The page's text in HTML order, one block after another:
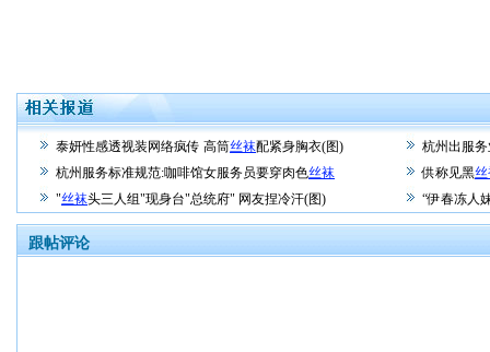
泰妍性感透视装网络疯传 高筒丝袜配紧身胸衣(图)
杭州出服
杭州服务标准规范:咖啡馆女服务员要穿肉色丝袜 供称见黑
"丝袜头三人组"现身台"总统府" 网友捏冷汗(图) “伊春冻人
跟帖评论